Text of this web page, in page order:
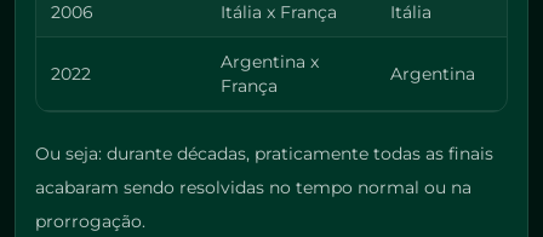
2006 Itália x França Itália
2022
Argentina x
França
Argentina
Ou seja: durante décadas, praticamente todas as finais
acabaram sendo resolvidas no tempo normal ou na
prorrogação.